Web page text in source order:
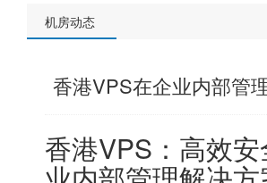
机房动态
香港VPS在企业内部管
香港VPS ：高效